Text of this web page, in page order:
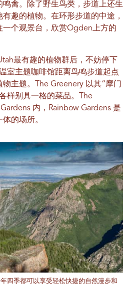
禽。除了野生鸟类，步道上还生
趣的植物。在环形步道的中途，
个观景台，欣赏Ogden上方的
最有趣的植物群后，不妨停下
室主题咖啡馆距离鸟鸣步道起点
主题。The Greenery 以其“摩门
样别具一格的菜品。The
内，Rainbow Gardens 是
的场所。
四季都可以享受轻松快捷的自然漫步和